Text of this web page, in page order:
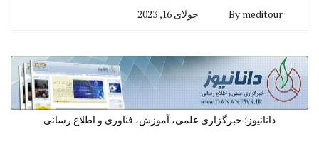
By meditour جولای 16, 2023
دانانیوز؛ خبرگزاری علمی، آموزش، فناوری و اطلاع رسانی